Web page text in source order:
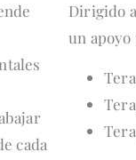
cada
Dirigido
un